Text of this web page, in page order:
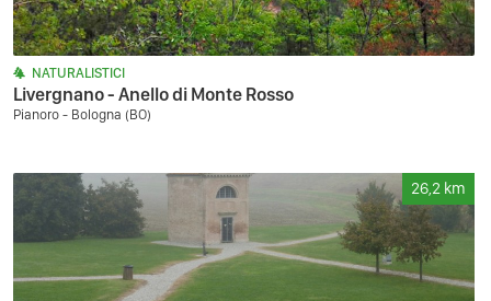
NATURALISTICI
Livergnano - Anello di Monte Rosso
Pianoro - Bologna (BO)
26,2 km